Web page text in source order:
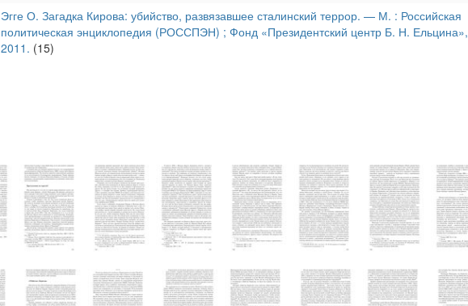
Эгге О. Загадка Кирова: убийство, развязавшее сталинский террор. — М. : Российская
политическая энциклопедия (РОССПЭН) ; Фонд «Президентский центр Б. Н. Ельцина»,
2011. (15)